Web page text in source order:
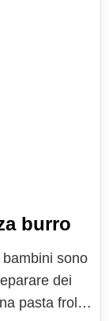
burro
sono
dei
pasta frolla